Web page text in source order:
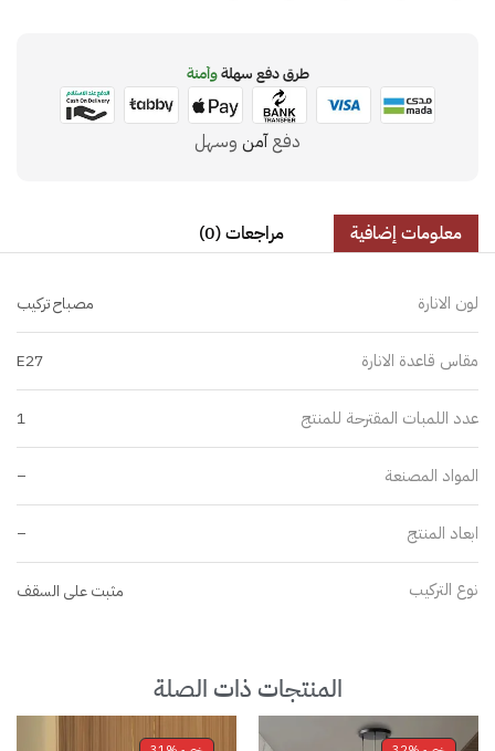
طرق دفع سهلةوآمنة
دفعآمن وسهل
معلومات إضافية مراجعات (0)
لون الانارة مصباح تركيب
مقاس قاعدة الانارة E27
عدد اللمبات المقترحة للمنتج 1
المواد المصنعة –
ابعاد المنتج –
نوع التركيب مثبت على السقف
المنتجات ذات الصلة